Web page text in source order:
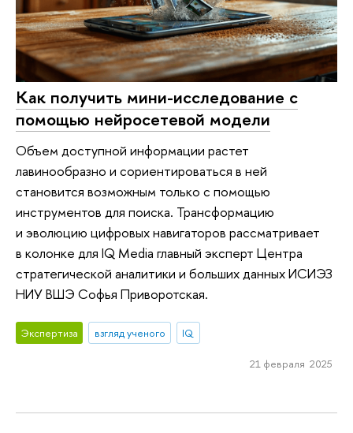
Как получить мини-исследование с
помощью нейросетевой модели
Объем доступной информации растет
лавинообразно и сориентироваться в ней
становится возможным только с помощью
инструментов для поиска. Трансформацию
и эволюцию цифровых навигаторов рассматривает
в колонке для IQ Media главный эксперт Центра
стратегической аналитики и больших данных ИСИЭЗ
НИУ ВШЭ Софья Приворотская.
Экспертиза взгляд ученого IQ
21 февраля 2025